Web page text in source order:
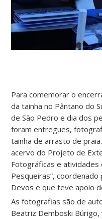
Para comemorar o
da tainha no Pântano do
de São Pedro e dia dos
foram entregues,
tainha de arrasto de
acervo do Projeto de
Fotográficas e atividades
Pesqueiras”,
Devos e que teve apoio
As fotografias são de
Beatriz Demboski Búrigo,